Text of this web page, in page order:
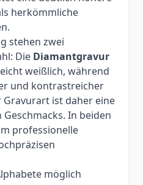
herkömmliche
stehen zwei
Die Diamantgravur
weißlich, während
und kontrastreicher
Gravurart ist daher eine
In beiden
professionelle
möglich